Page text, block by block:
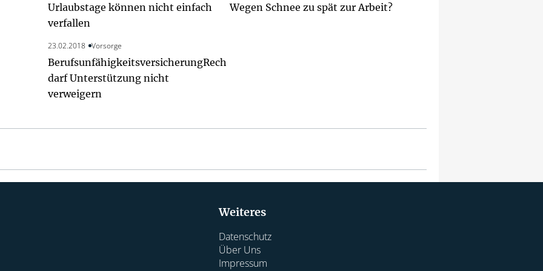
Urlaubstage können nicht einfach
verfallen
Wegen Schnee zu spät zur Arbeit?
23.02.2018 Vorsorge
BerufsunfähigkeitsversicherungRechtsschutzversicherer
darf Unterstützung nicht
verweigern
Weiteres
Datenschutz
Über Uns
Impressum